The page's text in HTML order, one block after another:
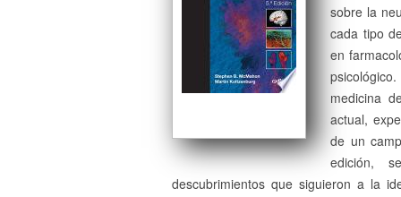
sobre la
cada tipo
en
medicina
actual,
de un
edición,
descubrimientos que siguieron a la